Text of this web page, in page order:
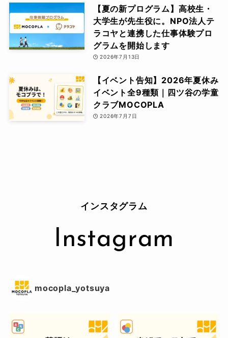
【夏の新プログラム】高校生・
大学生が先生役に。NPO法人テ
ラコヤと連携した仕事体験プロ
グラムを開始します
2026年7月13日
【イベント告知】2026年夏休み
イベント全9種類｜四ツ谷の学童
クラブMOCOPLA
2026年7月7日
インスタグラム
Instagram
mocopla_yotsuya